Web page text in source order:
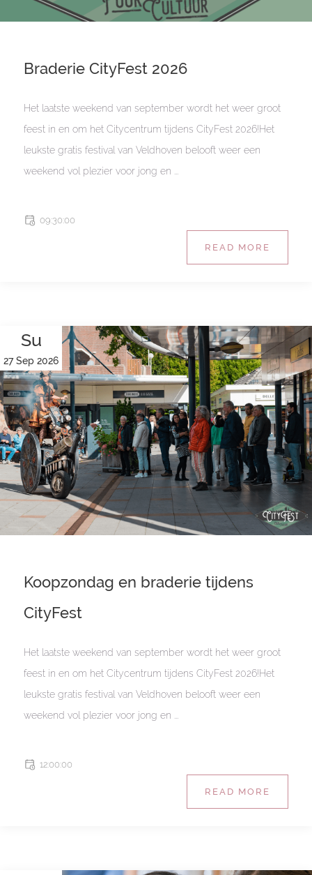
Braderie CityFest 2026
Het laatste weekend van september wordt het weer groot
feest in en om het Citycentrum tijdens CityFest 2026!Het
leukste gratis festival van Veldhoven belooft weer een
weekend vol plezier voor jong en ...
09:30:00
READ MORE
Su
27 Sep 2026
Koopzondag en braderie tijdens
CityFest
Het laatste weekend van september wordt het weer groot
feest in en om het Citycentrum tijdens CityFest 2026!Het
leukste gratis festival van Veldhoven belooft weer een
weekend vol plezier voor jong en ...
12:00:00
READ MORE